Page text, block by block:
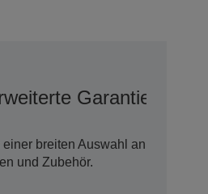
breiten Auswahl an
und Zubehör.